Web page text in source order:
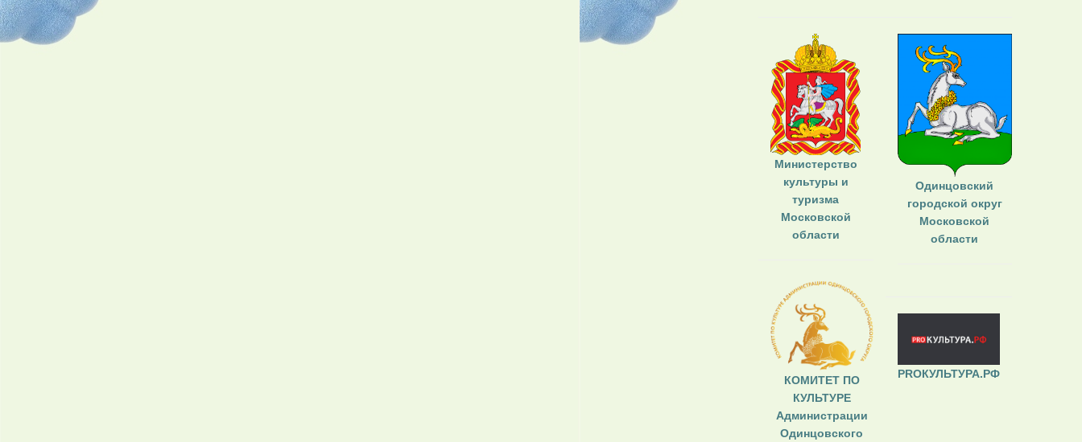
Министерство
культуры и
туризма
Московской
области
Одинцовский
городской округ
Московской
области
КОМИТЕТ ПО
КУЛЬТУРЕ
Администрации
Одинцовского
PROКУЛЬТУРА.РФ